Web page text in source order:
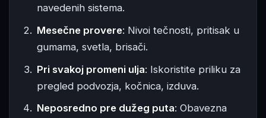
navedenih sistema.
Mesečne provere: Nivoi tečnosti, pritisak u
gumama, svetla, brisači.
Pri svakoj promeni ulja: Iskoristite priliku za
pregled podvozja, kočnica, izduva.
Neposredno pre dužeg puta: Obavezna